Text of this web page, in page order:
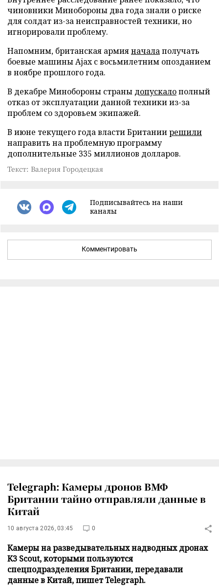
чиновники Минобороны два года знали о риске
для солдат из-за неисправностей техники, но
игнорировали проблему.
Напомним, британская армияначалаполучать
боевые машины Ajax с восьмилетним опозданием
в ноябре прошлого года.
В декабре Минобороны страны допускалополный
отказ от эксплуатации данной техники из-за
проблем со здоровьем экипажей.
В июне текущего года власти Британиирешили
направить на проблемную программу
дополнительные 335 миллионов долларов.
Текст: Валерия Городецкая
Подписывайтесь на наши
каналы
Комментировать
Telegraph: Камеры дронов ВМФ
Британии тайно отправляли данные в
Китай
10 августа 2026, 03:45 0
Камеры на разведывательных надводных дронах
K3 Scout, которыми пользуются
спецподразделения Британии, передавали
данные в Китай, пишет Telegraph.